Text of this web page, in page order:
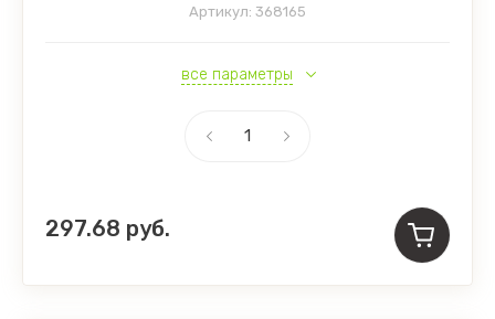
Артикул: 368165
все параметры
297.68 руб.